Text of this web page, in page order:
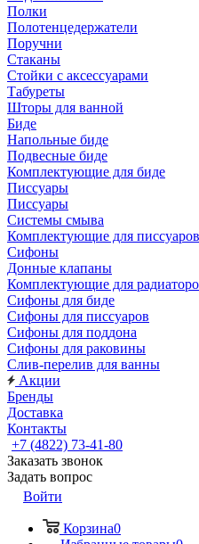
Полки
Полотенцедержатели
Поручни
Стаканы
Стойки с аксессуарами
Табуреты
Шторы для ванной
Биде
Напольные биде
Подвесные биде
Комплектующие для биде
Писсуары
Писсуары
Системы смыва
Комплектующие для писсуаров
Сифоны
Донные клапаны
Комплектующие для
Сифоны для биде
Сифоны для писсуаров
Сифоны для поддона
Сифоны для раковины
Слив-перелив для ванны
Акции
Бренды
Доставка
Контакты
+7 (4822) 73-41-80
Заказать звонок
Задать вопрос
Войти
Корзина0